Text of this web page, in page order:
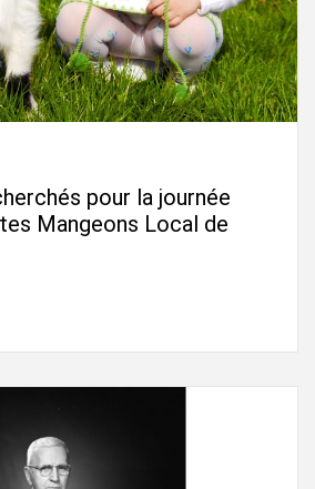
pour la journée
Mangeons Local de